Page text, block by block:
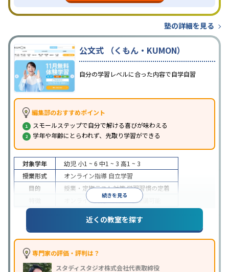
塾の詳細を見る
公文式 （くもん・KUMON）
自分の学習レベルに合った内容で自学自習
編集部のおすすめポイント
スモールステップで自分で解ける喜びが味わえる
学年や年齢にとらわれず、先取り学習ができる
続きを見る
対象学年 幼児 小1 ~ 6 中1 ~ 3 高1 ~ 3
授業形式
オンライン指導 自立学習
目的
授業・定期テスト対策学習習慣の定着
オンライン対応1科目から受講可能
近くの教室を探す
専門家の評価・評判は？
スタディスタジオ株式会社代表取締役